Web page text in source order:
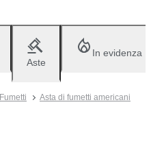
Aste
In evidenza
Fumetti
Asta di fumetti americani